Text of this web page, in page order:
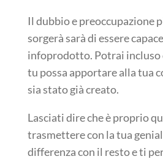
Il dubbio e preoccupazione
sorgerà sarà di essere
infoprodotto. Potrai incluso
tu possa apportare alla tua
sia stato già creato.
Lasciati dire che è proprio
trasmettere con la tua
differenza con il resto e ti